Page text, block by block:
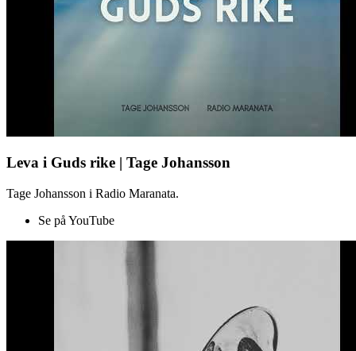
Leva i Guds rike | Tage Johansson
Tage Johansson i Radio Maranata.
Se på YouTube